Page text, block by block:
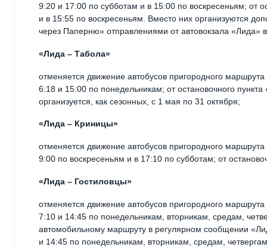
9:20 и 17:00 по субботам и в 15:00 по воскресеньям; от
и в 15:55 по воскресеньям. Вместо них организуются
через Паперню» отправлениями от автовокзала «Лида»
«Лида – Табола»
отменяется движение автобусов пригородного
6:18 и 15:00 по понедельникам; от остановочного
организуется, как сезонных, с 1 мая по 31 октября;
«Лида – Криницы»
отменяется движение автобусов пригородного
9:00 по воскресеньям и в 17:10 по субботам; от
«Лида – Гостиловцы»
отменяется движение автобусов пригородного
7:10 и 14:45 по понедельникам, вторникам, средам,
автомобильному маршруту в регулярном сообщении
и 14:45 по понедельникам, вторникам, средам,